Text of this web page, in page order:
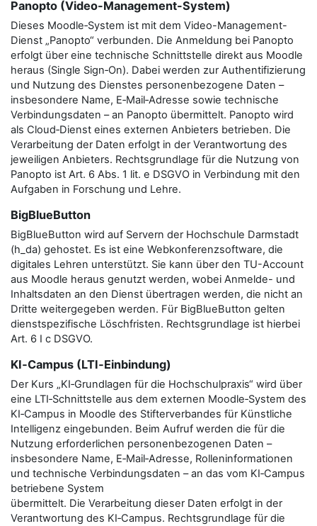
Panopto (Video-Management-System)
Dieses Moodle‑System ist mit dem Video-Management-
Dienst „Panopto“ verbunden. Die Anmeldung bei Panopto
erfolgt über eine technische Schnittstelle direkt aus Moodle
heraus (Single Sign‑On). Dabei werden zur Authentifizierung
und Nutzung des Dienstes personenbezogene Daten –
insbesondere Name, E‑Mail‑Adresse sowie technische
Verbindungsdaten – an Panopto übermittelt. Panopto wird
als Cloud‑Dienst eines externen Anbieters betrieben. Die
Verarbeitung der Daten erfolgt in der Verantwortung des
jeweiligen Anbieters. Rechtsgrundlage für die Nutzung von
Panopto ist Art. 6 Abs. 1 lit. e DSGVO in Verbindung mit den
Aufgaben in Forschung und Lehre.
BigBlueButton
BigBlueButton wird auf Servern der Hochschule Darmstadt
(h_da) gehostet. Es ist eine Webkonferenzsoftware, die
digitales Lehren unterstützt. Sie kann über den TU-Account
aus Moodle heraus genutzt werden, wobei Anmelde- und
Inhaltsdaten an den Dienst übertragen werden, die nicht an
Dritte weitergegeben werden. Für BigBlueButton gelten
dienstspezifische Löschfristen. Rechtsgrundlage ist hierbei
Art. 6 I c DSGVO.
KI‑Campus (LTI‑Einbindung)
Der Kurs „KI‑Grundlagen für die Hochschulpraxis“ wird über
eine LTI‑Schnittstelle aus dem externen Moodle‑System des
KI‑Campus in Moodle des Stifterverbandes für Künstliche
Intelligenz eingebunden. Beim Aufruf werden die für die
Nutzung erforderlichen personenbezogenen Daten –
insbesondere Name, E‑Mail‑Adresse, Rolleninformationen
und technische Verbindungsdaten – an das vom KI‑Campus
betriebene System
übermittelt. Die Verarbeitung dieser Daten erfolgt in der
Verantwortung des KI‑Campus. Rechtsgrundlage für die